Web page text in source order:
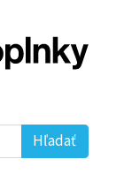
Hľadať